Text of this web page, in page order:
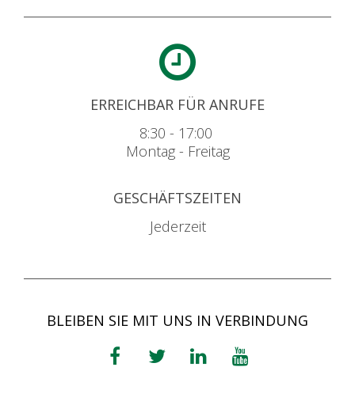
ERREICHBAR FÜR ANRUFE
8:30 - 17:00
Montag - Freitag
GESCHÄFTSZEITEN
Jederzeit
BLEIBEN SIE MIT UNS IN VERBINDUNG